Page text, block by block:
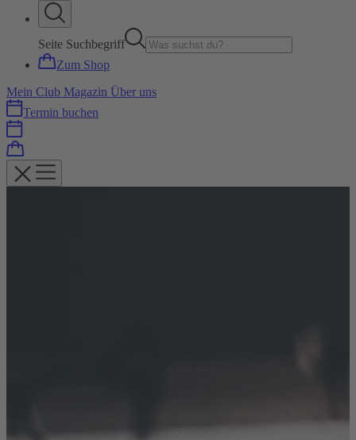
Seite Suchbegriff
Zum Shop
Mein Club Magazin Über uns
Termin buchen